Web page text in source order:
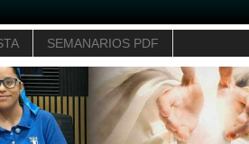
SEMANARIOS PDF